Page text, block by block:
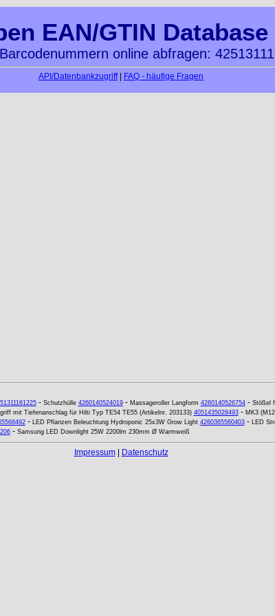
EAN/GTIN Database
online abfragen:
API/Datenbankzugriff| FAQ - häufige Fragen
- Schutzhülle 4260140524019- Massageroller Langform 4260140526754- Stößel
mit Tiefenanschlag für Hilti Typ TE54 TE55 (Artikelnr. 203133) 4051435028493- MK3
- LED Pflanzen Beleuchtung Hydroponic 25x3W Grow Light 4260365560403- LED
- Samsung LED Downlight 25W 2200lm 230mm Ø Warmweiß
Impressum| Datenschutz